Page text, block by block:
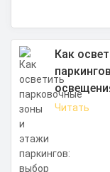
Как
Читать